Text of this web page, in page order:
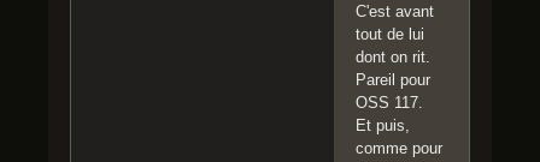
C'est avant
tout de lui
dont on rit.
Pareil pour
OSS 117.
Et puis,
comme pour